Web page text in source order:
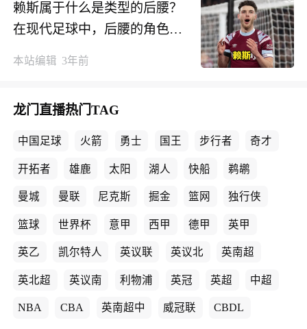
赖斯属于什么是类型的后腰？
在现代足球中，后腰的角色越
本站编辑 3年前
龙门直播热门TAG
中国足球 火箭 勇士 国王 步行者 奇才
开拓者 雄鹿 太阳 湖人 快船 鹈鹕
曼城 曼联 尼克斯 掘金 篮网 独行侠
篮球 世界杯 意甲 西甲 德甲 英甲
英乙 凯尔特人 英议联 英议北 英南超
英北超 英议南 利物浦 英冠 英超 中超
NBA CBA 英南超中 威冠联 CBDL